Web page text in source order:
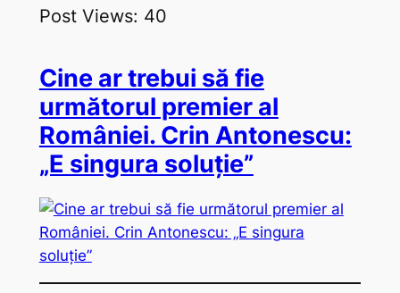
Post Views: 40
Cine ar trebui să fie
următorul premier al
României. Crin Antonescu:
„E singura soluție”